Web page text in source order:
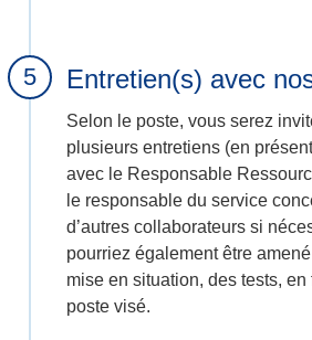
Entretien(s) avec
Selon le poste, vous serez
plusieurs entretiens (en
avec le Responsable
le responsable du service
d’autres collaborateurs si
pourriez également être
mise en situation, des tests, en
poste visé.